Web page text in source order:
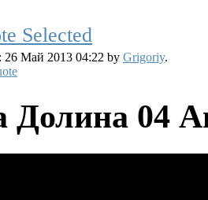
26 Май 2013 04:22 by Grigoriy.
Долина 04